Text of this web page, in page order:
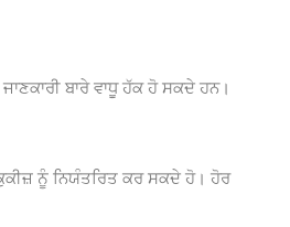
ਬਾਰੇ ਵਾਧੂ ਹੱਕ ਹੋ ਸਕਦੇ ਹਨ।
ਨੂੰ ਨਿਯੰਤਰਿਤ ਕਰ ਸਕਦੇ ਹੋ। ਹੋਰ